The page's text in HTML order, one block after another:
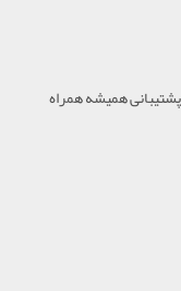
پشتیبانی همیشه همراه